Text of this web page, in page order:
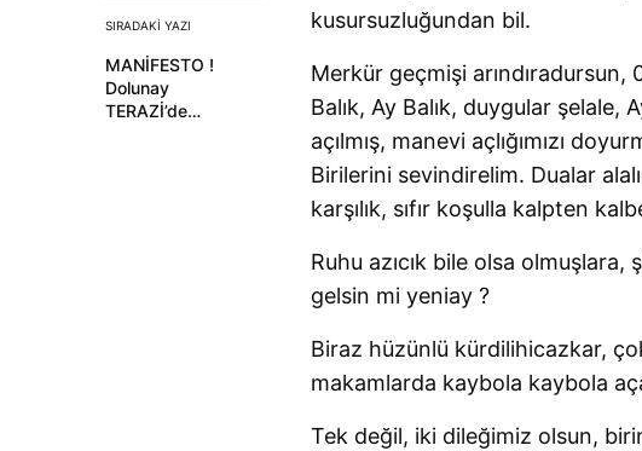
SIRADAKI YAZI
MANİFESTO !
Dolunay
TERAZİ’de…
kusursuzluğundan bil.
Merkür geçmişi arındıradursun,
Balık, Ay Balık, duygular şelale,
açılmış, manevi açlığımızı
Birilerini sevindirelim. Dualar
karşılık, sıfır koşulla kalpten
Ruhu azıcık bile olsa
gelsin mi yeniay ?
Biraz hüzünlü kürdilihicazkar,
makamlarda kaybola kaybola
Tek değil, iki dileğimiz olsun,